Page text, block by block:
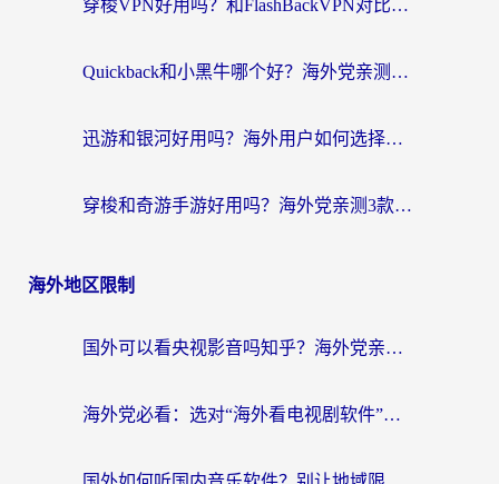
穿梭VPN好用吗？和FlashBackVPN对比哪个回国效果更好？
Quickback和小黑牛哪个好？海外党亲测指南，选对回国加速器秒回国内
迅游和银河好用吗？海外用户如何选择回国加速器实现无缝访问国内资源
穿梭和奇游手游好用吗？海外党亲测3款回国加速器，附蜜蜂加速器七天试用攻略
海外地区限制
国外可以看央视影音吗知乎？海外党亲测有效的回国加速方案
海外党必看：选对“海外看电视剧软件”，再也不用愁国内剧刷不了